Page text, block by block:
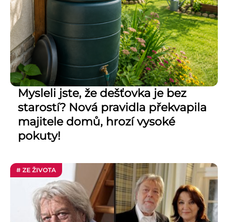
Mysleli jste, že dešťovka je bez
starostí? Nová pravidla překvapila
majitele domů, hrozí vysoké
pokuty!
# ZE ŽIVOTA